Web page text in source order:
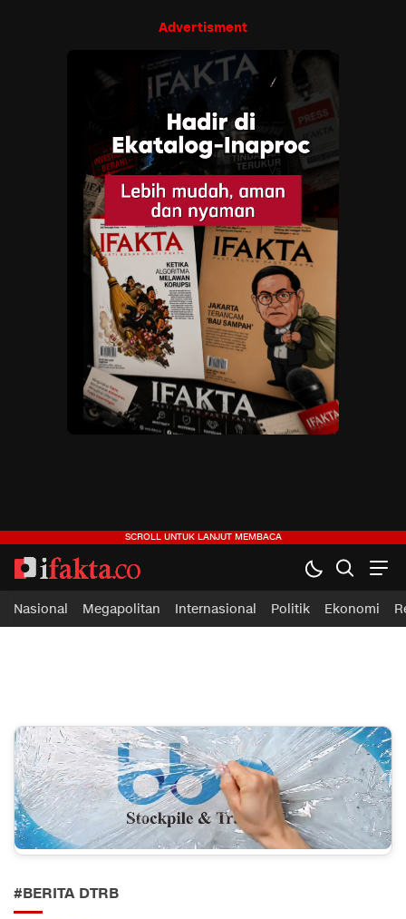
Advertisment
ifakta.co
#pastibenar
Nasional Megapolitan Internasional Politik Ekonomi
#BERITA DTRB